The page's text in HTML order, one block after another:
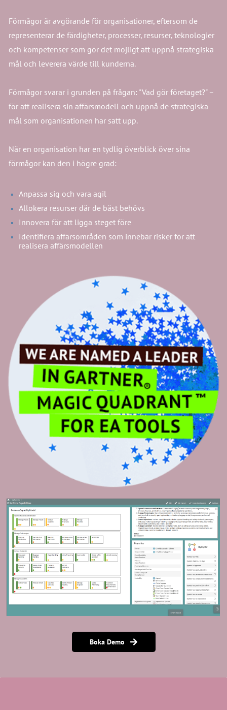
Förmågor är avgörande för organisationer, eftersom de
representerar de färdigheter, processer, resurser, teknologier
och kompetenser som gör det möjligt att uppnå strategiska
mål och leverera värde till kunderna.
Förmågor svarar i grunden på frågan: "Vad gör företaget?" –
för att realisera sin affärsmodell och uppnå de strategiska
mål som organisationen har satt upp.
När en organisation har en tydlig överblick över sina
förmågor kan den i högre grad:
Anpassa sig och vara agil
Allokera resurser där de bäst behövs
Innovera för att ligga steget före
Identifiera affärsområden som innebär risker för att
realisera affärsmodellen
Boka Demo